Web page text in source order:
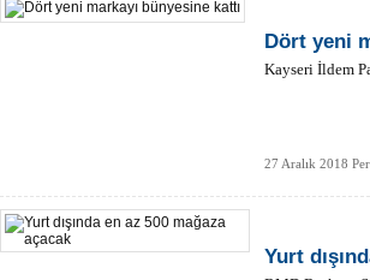
Dört yeni
Kayseri İldem
27 Aralık 2018
Yurt